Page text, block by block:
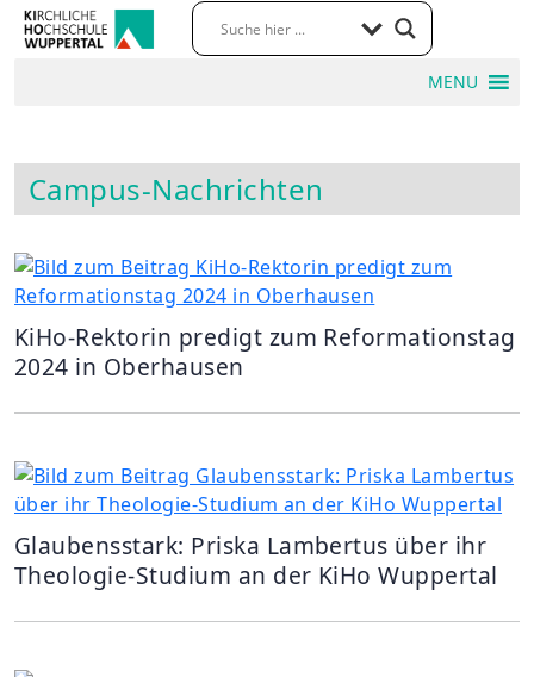
MENU
Campus-Nachrichten
KiHo-Rektorin predigt zum Reformationstag
2024 in Oberhausen
Glaubensstark: Priska Lambertus über ihr
Theologie-Studium an der KiHo Wuppertal